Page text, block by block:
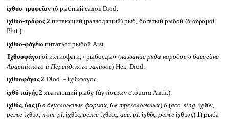
ἰχθυο-τροφεῖον τό рыбный садок Diod.
ἰχθυο-τρόφος 2 питающий (разводящий) рыб, богатый рыбой (διαδρομαί
Plut.).
ἰχθυο-φᾰγέω питаться рыбой Arst.
Ἰχθυοφάγοι οἱ ихтиофаги, «рыбоеды» (название ряда народов в бассейне
Аравийского и Персидского заливов) Her., Diod.
ἰχθυοφάγος 2 Diod. = ἰχθυφάγος.
ἰχθῠ-πᾰγής 2 хватающий рыбу (ἀγκίστρων στόματα Anth.).
ἰχθύς, ύος(ῡ в двусложных формах,ῠ в трехсложных) ὁ (acc. sing. ἰχθύν,
режеἱχθύα; nom. pl. ἰχθῦς, режеἰχθύες; acc. pl. ἰχθῦς, режеἰχθύας) 1)рыба